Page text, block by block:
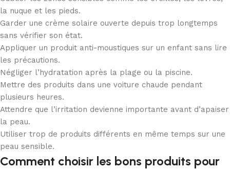
la nuque et les pieds.
Garder une crème solaire ouverte depuis trop longtemps
sans vérifier son état.
Appliquer un produit anti-moustiques sur un enfant sans lire
les précautions.
Négliger l’hydratation après la plage ou la piscine.
Mettre des produits dans une voiture chaude pendant
plusieurs heures.
Attendre que l’irritation devienne importante avant d’apaiser
la peau.
Utiliser trop de produits différents en même temps sur une
peau sensible.
Comment choisir les bons produits pour